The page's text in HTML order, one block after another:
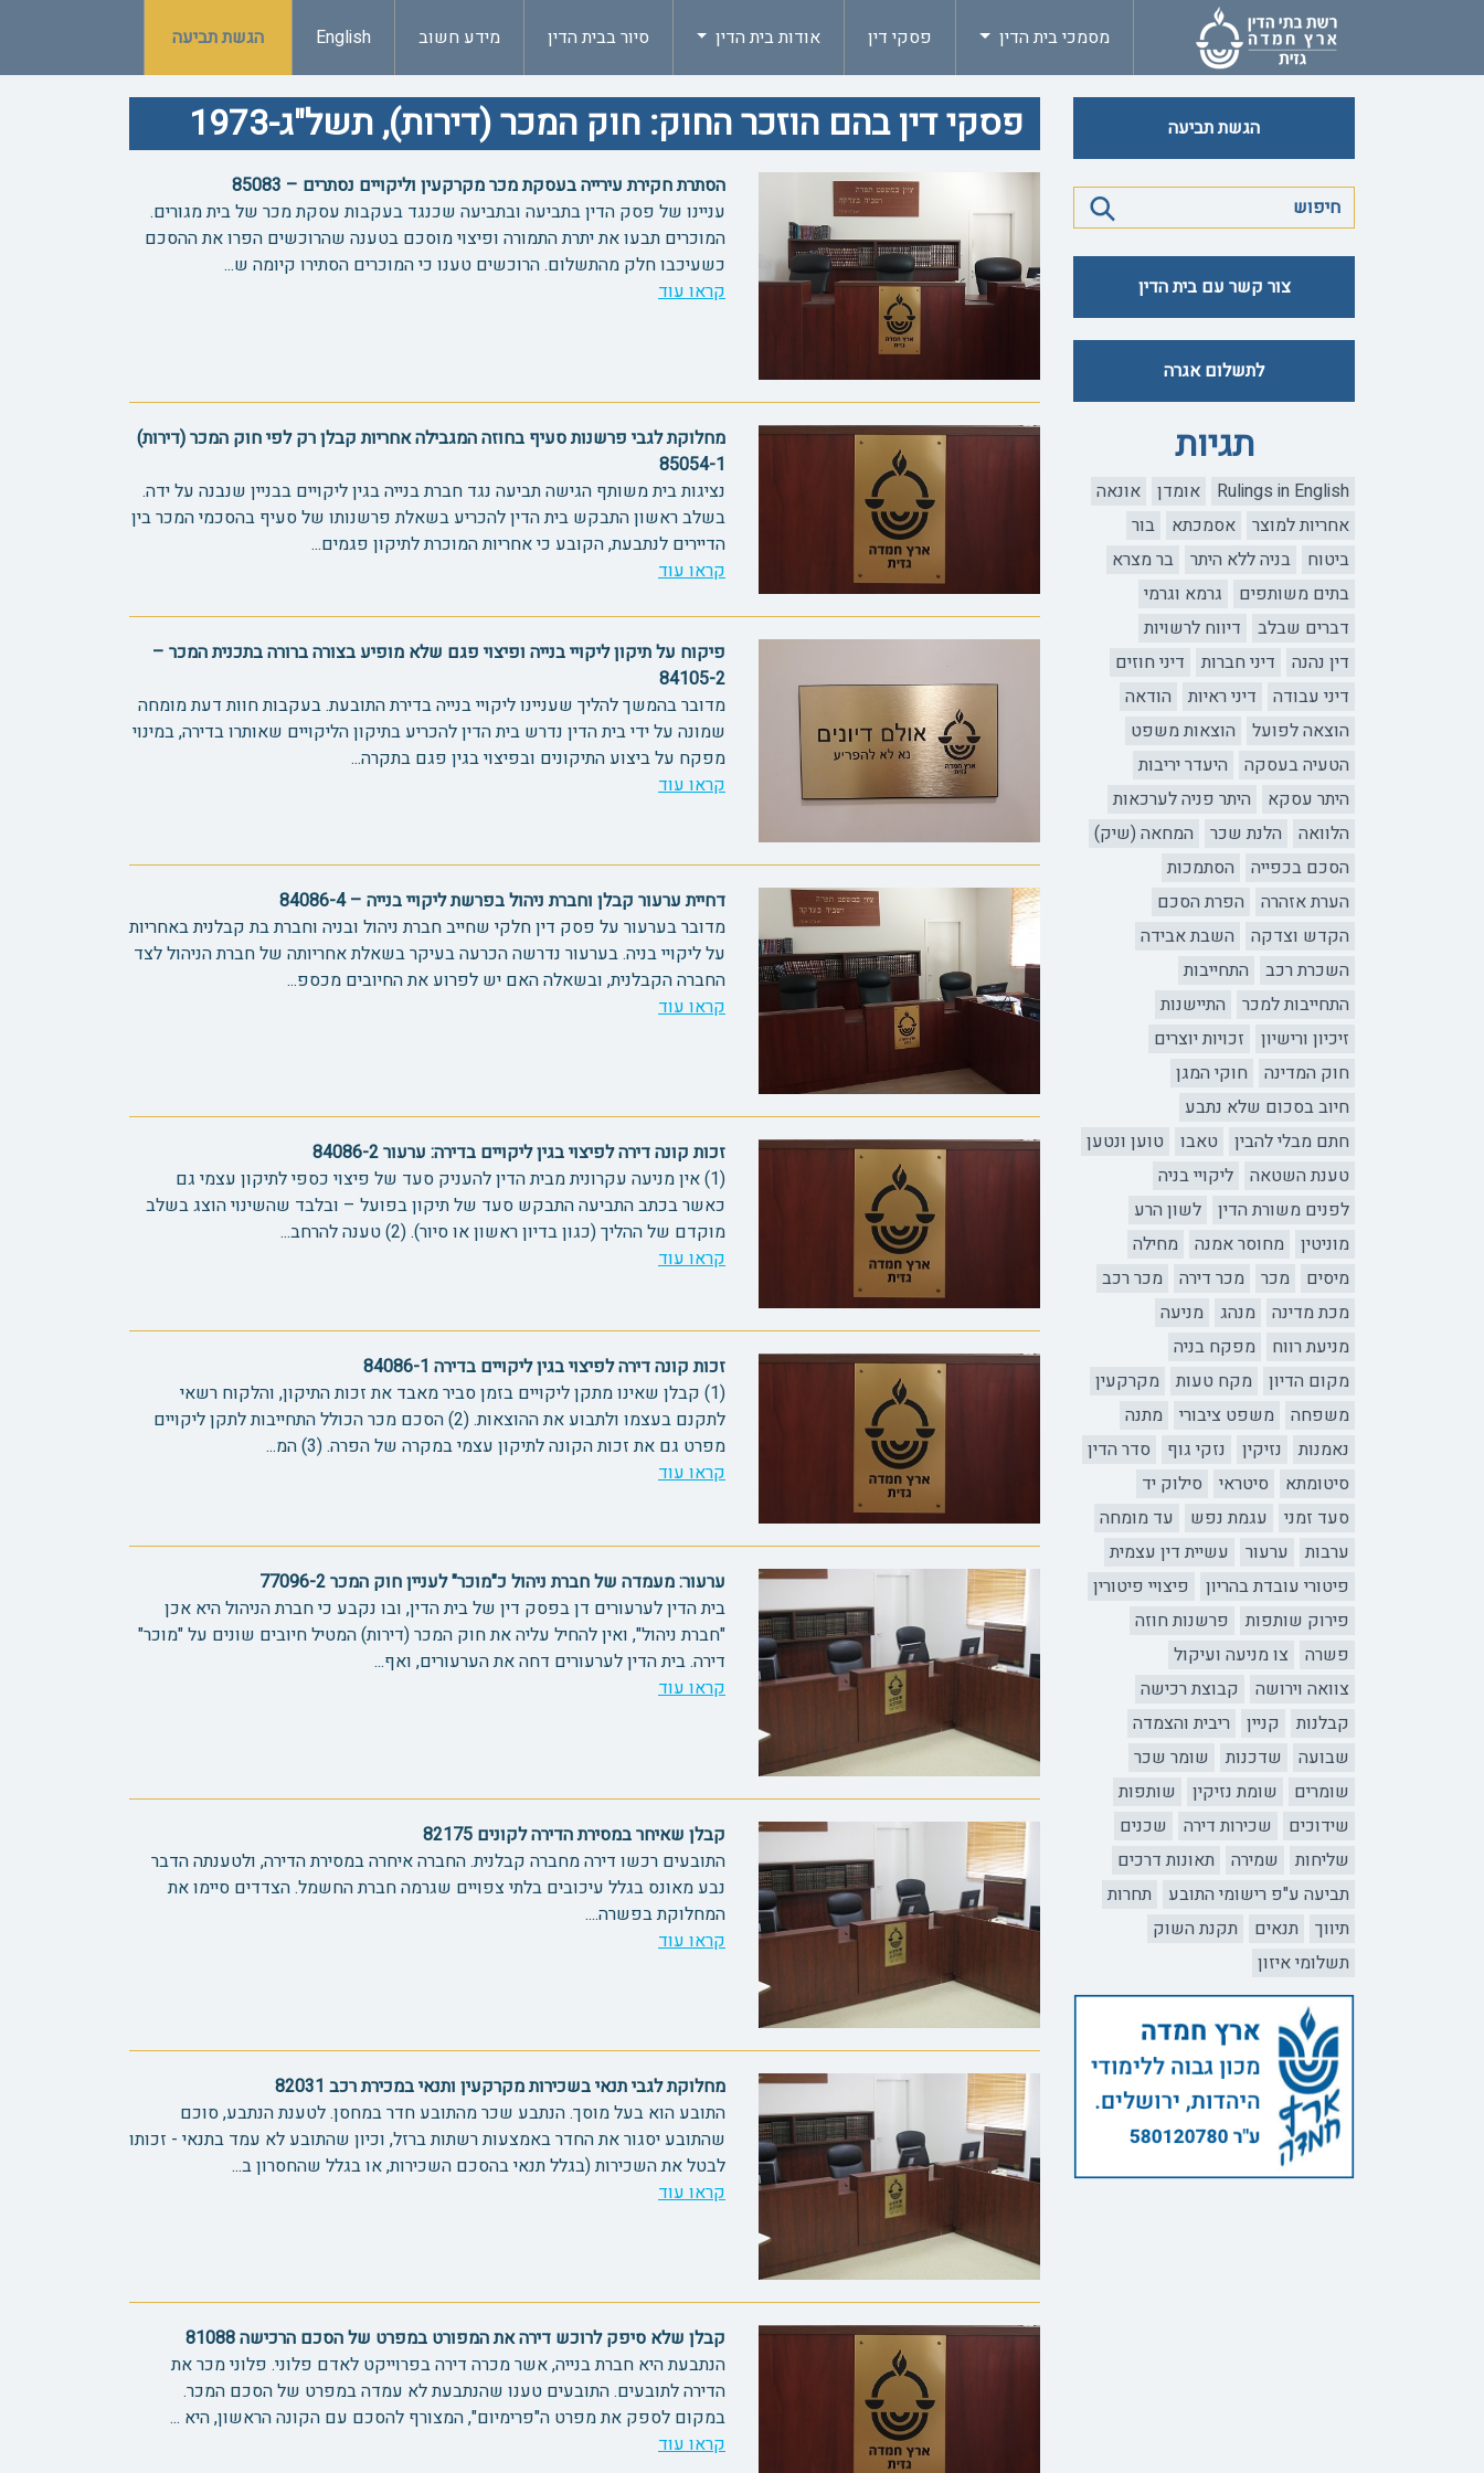
מסמכי בית הדין פסקי דין אודות בית הדין סיור בבית הדין מידע חשוב English הגשת תביעה
הגשת תביעה
צור קשר עם בית הדין
לתשלום אגרה
תגיות
Rulings in English אומדן
אונאה
אחריות למוצר
אסמכתא
בור
ביטוח
בניה ללא היתר
בר מצרא
בתים משותפים
גרמא וגרמי
דברים שבלב
דיווח לרשויות
דין נהנה
דיני חברות
דיני חוזים
דיני עבודה
דיני ראיות
הודאה
הוצאה לפועל
הוצאות משפט
הטעיה בעסקה
היעדר יריבות
היתר עסקא
היתר פניה לערכאות
הלוואה
הלנת שכר
המחאה (שיק)
הסכם בכפייה
הסתמכות
הערת אזהרה
הפרת הסכם
הקדש וצדקה
השבת אבידה
השכרת רכב
התחייבות
התחייבות למכר
התיישנות
זיכיון ורישיון
זכויות יוצרים
חוק המדינה
חוקי המגן
חיוב בסכום שלא נתבע
חתם מבלי להבין
טאבו
טוען ונטען
טענת השטאה
ליקויי בניה
לפנים משורת הדין
לשון הרע
מוניטין
מחוסר אמנה
מחילה
מיסים
מכר מכר דירה
מכר רכב
מכת מדינה
מנהג
מניעה
מניעת רווח
מפקח בניה
מקום הדיון
מקח טעות
מקרקעין
משפחה
משפט ציבורי
מתנה
נאמנות
נזיקין נזקי גוף
סדר הדין
סיטומתא
סיטראי
סילוק יד
סעד זמני
עגמת נפש
עד מומחה
ערבות
ערעור
עשיית דין עצמית
פיטורי עובדת בהריון
פיצויי פיטורין
פירוק שותפות
פרשנות חוזה
פשרה
צו מניעה ועיקול
צוואה וירושה
קבוצת רכישה
קבלנות
קניין
ריבית והצמדה
שבועה
שדכנות
שומר שכר
שומרים
שומת נזיקין
שותפות
שידוכים
שכירות דירה
שכנים
שליחות
שמירה
תאונות דרכים
תביעה ע"פ רישומי התובע
תחרות
תיווך
תנאים
תקנת השוק
תשלומי איזון
פסקי דין בהם הוזכר החוק: חוק המכר (דירות), תשל"ג-1973
הסתרת חקירת עירייה בעסקת מכר מקרקעין וליקויים נסתרים – 85083
עניינו של פסק הדין בתביעה ובתביעה שכנגד בעקבות עסקת מכר של בית מגורים.
המוכרים תבעו את יתרת התמורה ופיצוי מוסכם בטענה שהרוכשים הפרו את ההסכם
כשעיכבו חלק מהתשלום. הרוכשים טענו כי המוכרים הסתירו קיומה ש...
קראו עוד
מחלוקת לגבי פרשנות סעיף בחוזה המגבילה אחריות קבלן רק לפי חוק המכר (דירות)
85054-1
נציגות בית משותף הגישה תביעה נגד חברת בנייה בגין ליקויים בבניין שנבנה על ידה.
בשלב ראשון התבקש בית הדין להכריע בשאלת פרשנותו של סעיף בהסכמי המכר בין
הדיירים לנתבעת, הקובע כי אחריות המוכרת לתיקון פגמים...
קראו עוד
פיקוח על תיקון ליקויי בנייה ופיצוי פגם שלא מופיע בצורה ברורה בתכנית המכר –
84105-2
מדובר בהמשך להליך שעניינו ליקויי בנייה בדירת התובעת. בעקבות חוות דעת מומחה
שמונה על ידי בית הדין נדרש בית הדין להכריע בתיקון הליקויים שאותרו בדירה, במינוי
מפקח על ביצוע התיקונים ובפיצוי בגין פגם בתקרה...
קראו עוד
דחיית ערעור קבלן וחברת ניהול בפרשת ליקויי בנייה – 84086-4
מדובר בערעור על פסק דין חלקי שחייב חברת ניהול ובניה וחברת בת קבלנית באחריות
על ליקויי בניה. בערעור נדרשה הכרעה בעיקר בשאלת אחריותה של חברת הניהול לצד
החברה הקבלנית, ובשאלה האם יש לפרוע את החיובים מכספ...
קראו עוד
זכות קונה דירה לפיצוי בגין ליקויים בדירה: ערעור 84086-2
(1) אין מניעה עקרונית מבית הדין להעניק סעד של פיצוי כספי לתיקון עצמי גם
כאשר בכתב התביעה התבקש סעד של תיקון בפועל – ובלבד שהשינוי הוצג בשלב
מוקדם של ההליך (כגון בדיון ראשון או סיור). (2) טענה להרחב...
קראו עוד
זכות קונה דירה לפיצוי בגין ליקויים בדירה 84086-1
(1) קבלן שאינו מתקן ליקויים בזמן סביר מאבד את זכות התיקון, והלקוח רשאי
לתקנם בעצמו ולתבוע את ההוצאות. (2) הסכם מכר הכולל התחייבות לתקן ליקויים
מפרט גם את זכות הקונה לתיקון עצמי במקרה של הפרה. (3) המ...
קראו עוד
ערעור: מעמדה של חברת ניהול כ"מוכר" לעניין חוק המכר 77096-2
בית הדין לערעורים דן בפסק דין של בית הדין, ובו נקבע כי חברת הניהול היא אכן
"חברת ניהול", ואין להחיל עליה את חוק המכר (דירות) המטיל חיובים שונים על "מוכר"
דירה. בית הדין לערעורים דחה את הערעורים, ואף...
קראו עוד
קבלן שאיחר במסירת הדירה לקונים 82175
התובעים רכשו דירה מחברה קבלנית. החברה איחרה במסירת הדירה, ולטענתה הדבר
נבע מאונס בגלל עיכובים בלתי צפויים שגרמה חברת החשמל. הצדדים סיימו את
המחלוקת בפשרה....
קראו עוד
מחלוקת לגבי תנאי בשכירות מקרקעין ותנאי במכירת רכב 82031
התובע הוא בעל מוסך. הנתבע שכר מהתובע חדר במחסן. לטענת הנתבע, סוכם
שהתובע יסגור את החדר באמצעות רשתות ברזל, וכיון שהתובע לא עמד בתנאי - זכותו
לבטל את השכירות (בגלל תנאי בהסכם השכירות, או בגלל שהחסרון ב...
קראו עוד
קבלן שלא סיפק לרוכש דירה את המפורט במפרט של הסכם הרכישה 81088
הנתבעת היא חברת בנייה, אשר מכרה דירה בפרוייקט לאדם פלוני. פלוני מכר את
הדירה לתובעים. התובעים טענו שהנתבעת לא עמדה במפרט של הסכם המכר.
במקום לספק את מפרט ה"פרימיום", המצורף להסכם עם הקונה הראשון, היא ...
קראו עוד